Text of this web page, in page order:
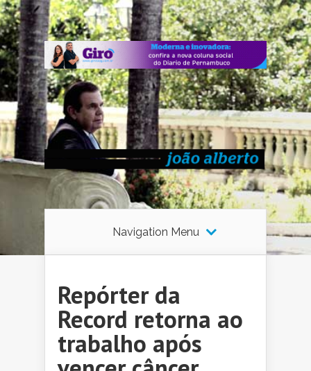
Navigation Menu
Repórter da
Record retorna ao
trabalho após